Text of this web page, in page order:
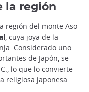
la región
región del monte Aso
, cuya joya de la
Considerado uno
de Japón, se
lo que lo convierte
religiosa japonesa.